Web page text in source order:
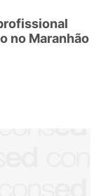
no Maranhão